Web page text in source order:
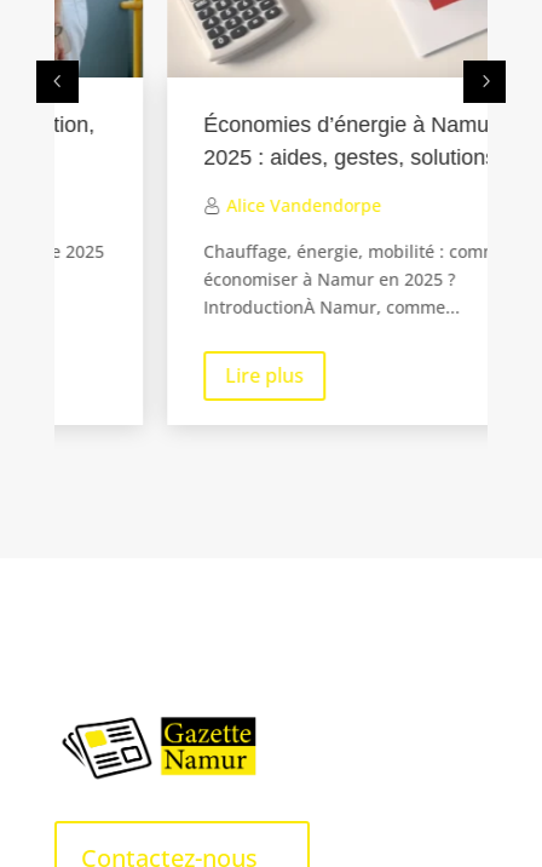
Économies d’énergie à Namur
2025 : aides, gestes, solutions
Alice Vandendorpe
Chauffage, énergie, mobilité : comment
économiser à Namur en 2025 ?
IntroductionÀ Namur, comme...
Contactez-nous